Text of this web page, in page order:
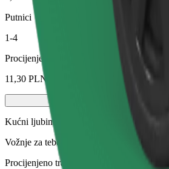
Putnici
1-4
Procijenjena cijena
11,30 PLN
Kućni ljubimci
Vožnje za tebe i tvog ljubimca. Psi
Procijenjeno trajanje putovanja